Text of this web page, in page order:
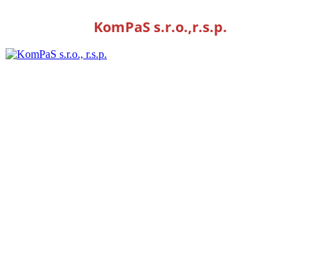
KomPaS s.r.o.,r.s.p.